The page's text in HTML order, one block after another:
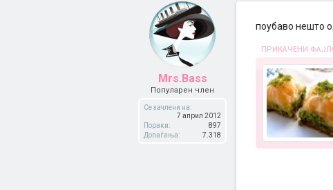
Mrs.Bass
Популарен член
Се зачлени на:
7 април 2012
Пораки:
897
Допаѓања:
7.318
поубаво нешто
ПРИКАЧЕНИ